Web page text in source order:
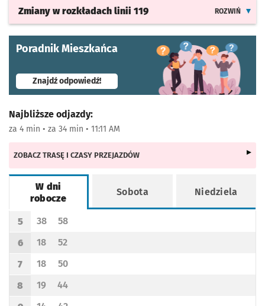
Zmiany w rozkładach linii 119 ROZWIŃ
Poradnik Mieszkańca
Znajdź odpowiedź!- otworzy się w nowej karcie
Najbliższe odjazdy:
za 4 min • za 34 min • 11:11 AM
ZOBACZ TRASĘ I CZASY PRZEJAZDÓW
W dni
robocze
Sobota Niedziela
Rozkład jazdy -
Godzina odjazdu
5
Odjazd
38
minut po godzinie 5
Odjazd
58
minut po godzinie 5
Godzina odjazdu
6
Odjazd
18
minut po godzinie 6
Odjazd
52
minut po godzinie 6
Godzina odjazdu
7
Odjazd
18
minut po godzinie 7
Odjazd
50
minut po godzinie 7
Godzina odjazdu
8
Odjazd
19
minut po godzinie 8
Odjazd
44
minut po godzinie 8